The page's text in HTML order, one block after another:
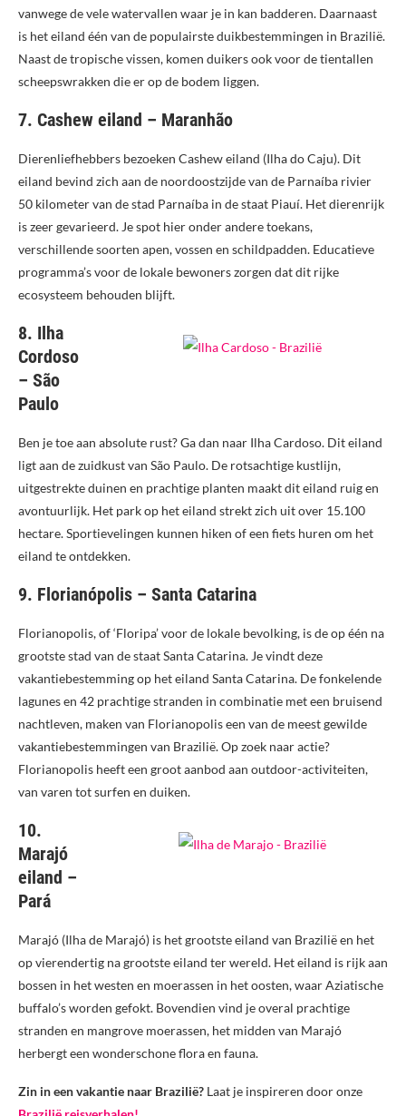
vanwege de vele watervallen waar je in kan badderen. Daarnaast
is het eiland één van de populairste duikbestemmingen in Brazilië.
Naast de tropische vissen, komen duikers ook voor de tientallen
scheepswrakken die er op de bodem liggen.
7. Cashew eiland – Maranhão
Dierenliefhebbers bezoeken Cashew eiland (Ilha do Caju). Dit
eiland bevind zich aan de noordoostzijde van de Parnaíba rivier
50 kilometer van de stad Parnaíba in de staat Piauí. Het dierenrijk
is zeer gevarieerd. Je spot hier onder andere toekans,
verschillende soorten apen, vossen en schildpadden. Educatieve
programma’s voor de lokale bewoners zorgen dat dit rijke
ecosysteem behouden blijft.
8. Ilha
Cordoso
– São
Paulo
Ben je toe aan absolute rust? Ga dan naar Ilha Cardoso. Dit eiland
ligt aan de zuidkust van São Paulo. De rotsachtige kustlijn,
uitgestrekte duinen en prachtige planten maakt dit eiland ruig en
avontuurlijk. Het park op het eiland strekt zich uit over ​​15.100
hectare. Sportievelingen kunnen hiken of een fiets huren om het
eiland te ontdekken.
9. Florianópolis – Santa Catarina
Florianopolis, of ‘Floripa’ voor de lokale bevolking, is de op één na
grootste stad van de staat Santa Catarina. Je vindt deze
vakantiebestemming op het eiland Santa Catarina. De fonkelende
lagunes en 42 prachtige stranden in combinatie met een bruisend
nachtleven, maken van Florianopolis een van de meest gewilde
vakantiebestemmingen van Brazilië. Op zoek naar actie?
Florianopolis heeft een groot aanbod aan outdoor-activiteiten,
van varen tot surfen en duiken.
10.
Marajó
eiland –
Pará
Marajó (Ilha de Marajó) is het grootste eiland van Brazilië en het
op vierendertig na grootste eiland ter wereld. Het eiland is rijk aan
bossen in het westen en moerassen in het oosten, waar Aziatische
buffalo’s worden gefokt. Bovendien vind je overal prachtige
stranden en mangrove moerassen, het midden van Marajó
herbergt een wonderschone flora en fauna.
Zin in een vakantie naar Brazilië? Laat je inspireren door onze